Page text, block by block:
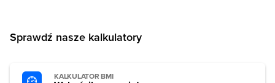
Sprawdź nasze kalkulatory
KALKULATOR BMI